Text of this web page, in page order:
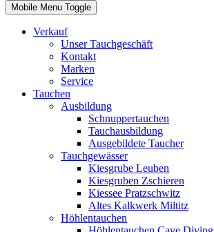
Mobile Menu Toggle
Verkauf
Unser Tauchgeschäft
Kontakt
Marken
Service
Tauchen
Ausbildung
Schnuppertauchen
Tauchausbildung
Ausgebildete Taucher
Tauchgewässer
Kiesgrube Leuben
Kiesgruben Zschieren
Kiessee Pratzschwitz
Altes Kalkwerk Miltitz
Höhlentauchen